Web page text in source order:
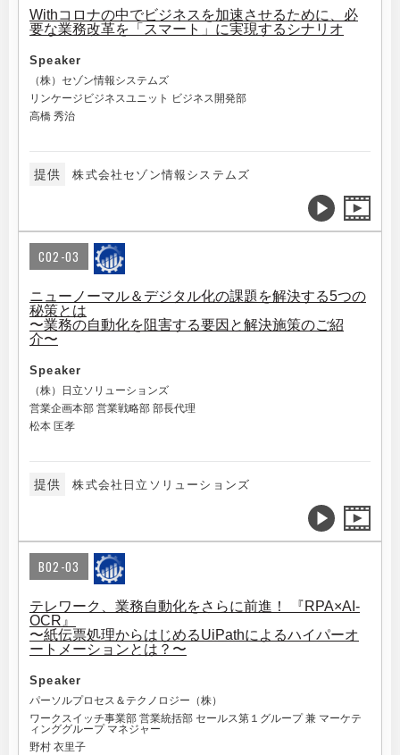
Withコロナの中でビジネスを加速させるために、必
要な業務改革を「スマート」に実現するシナリオ
Speaker
（株）セゾン情報システムズ
リンケージビジネスユニット ビジネス開発部
高橋 秀治
提供 株式会社セゾン情報システムズ
C02-03
ニューノーマル＆デジタル化の課題を解決する5つの
秘策とは
〜業務の自動化を阻害する要因と解決施策のご紹
介〜
Speaker
（株）日立ソリューションズ
営業企画本部 営業戦略部 部長代理
松本 匡孝
提供 株式会社日立ソリューションズ
B02-03
テレワーク、業務自動化をさらに前進！ 『RPA×AI-
OCR』
〜紙伝票処理からはじめるUiPathによるハイパーオ
ートメーションとは？〜
Speaker
パーソルプロセス＆テクノロジー（株）
ワークスイッチ事業部 営業統括部 セールス第１グループ 兼 マーケテ
ィンググループ マネジャー
野村 衣里子